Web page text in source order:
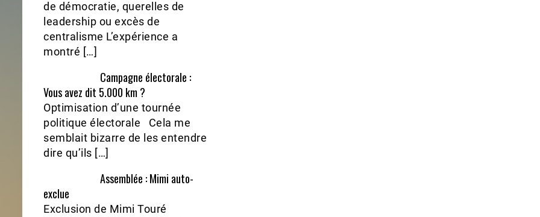
de démocratie, querelles de
leadership ou excès de
centralisme L’expérience a
montré […]
Campagne électorale :
Vous avez dit 5.000 km ?
Optimisation d’une tournée
politique électorale Cela me
semblait bizarre de les entendre
dire qu’ils […]
Assemblée : Mimi auto-
exclue
Exclusion de Mimi Touré